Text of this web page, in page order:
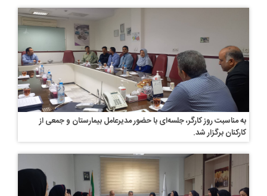
به مناسبت روز کارگر، جلسه‌ای با حضور مدیرعامل بیمارستان و جمعی از
کارکنان برگزار شد.